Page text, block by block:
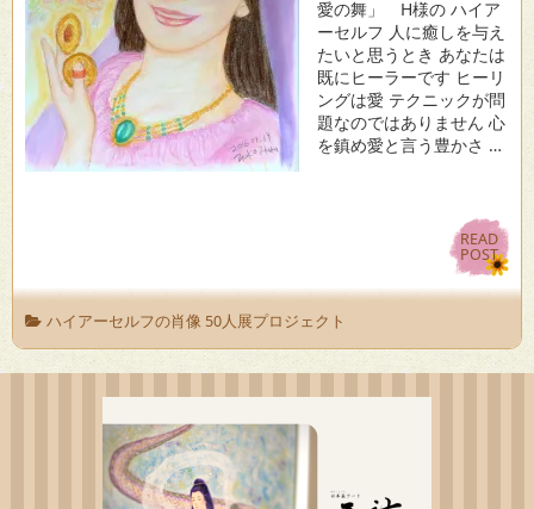
愛の舞」 H様の ハイア
ーセルフ 人に癒しを与え
たいと思うとき あなたは
既にヒーラーです ヒーリ
ングは愛 テクニックが問
題なのではありません 心
を鎮め愛と言う豊かさ …
READ
POST
READ
POST
ハイアーセルフの肖像 50人展プロジェクト